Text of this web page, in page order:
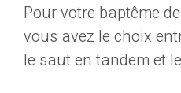
Pour votre baptême
vous avez le choix
le saut en tandem et